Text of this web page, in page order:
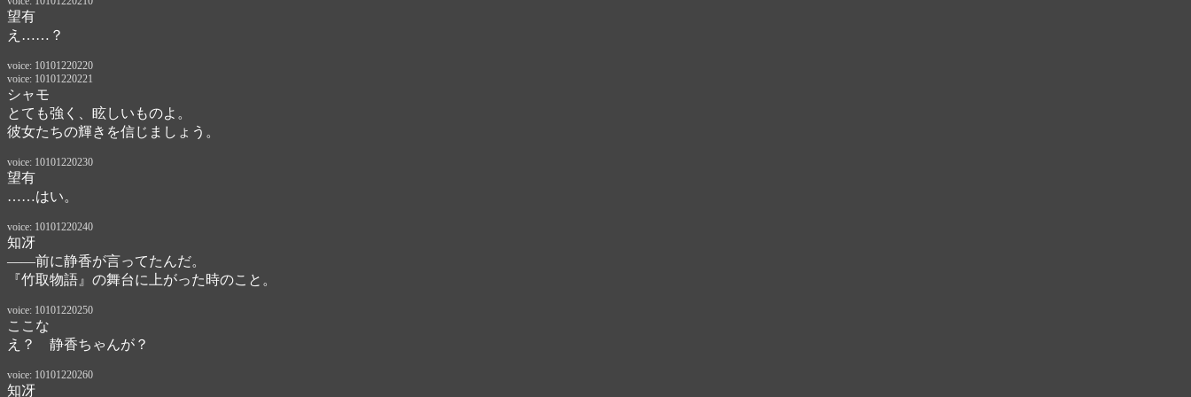
望有
え……？
voice: 10101220220
voice: 10101220221
シャモ
とても強く、眩しいものよ。
彼女たちの輝きを信じましょう。
voice: 10101220230
望有
……はい。
voice: 10101220240
知冴
――前に静香が言ってたんだ。
『竹取物語』の舞台に上がった時のこと。
voice: 10101220250
ここな
え？　静香ちゃんが？
voice: 10101220260
知冴